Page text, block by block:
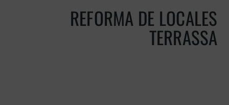
REFORMA DE LOCALES
TERRASSA